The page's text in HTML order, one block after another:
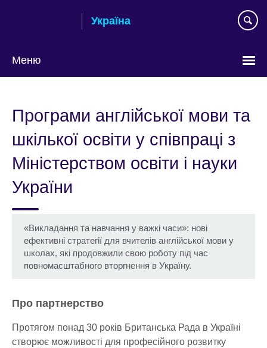
Україна
Меню
language
Програми англійської мови та
шкілької освіти у співпраці з
Міністерством освіти і науки
України
«Викладання та навчання у важкі часи»: нові
ефективні стратегії для вчителів англійської мови у
школах, які продовжили свою роботу під час
повномасштабного вторгнення в Україну.
Про партнерство
Протягом понад 30 років Британська Рада в Україні
створює можливості для професійного розвитку